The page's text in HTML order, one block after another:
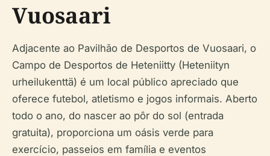
Vuosaari
Adjacente ao Pavilhão de Desportos de Vuosaari, o
Campo de Desportos de Heteniitty (Heteniityn
urheilukenttä) é um local público apreciado que
oferece futebol, atletismo e jogos informais. Aberto
todo o ano, do nascer ao pôr do sol (entrada
gratuita), proporciona um oásis verde para
exercício, passeios em família e eventos